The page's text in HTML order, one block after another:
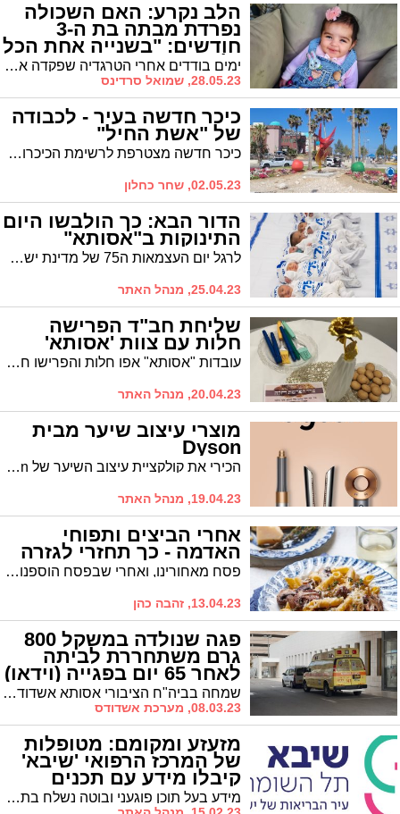
הלב נקרע: האם השכולה
נפרדת מבתה בת ה-3
חודשים: "בשנייה אחת הכל
נלקח ממני" ימים בודדים אחרי הטרגדיה שפקדה אותה, מיטל מור מאשדוד שאיבדה את בתה בת ה-3 חודשים בעקבות חיידק טורף, נפרדת ממנה בפוסט קורע לב: "בבוקר עוד חייכת אלי כמו נסיכה, בלילה כבר חזרתי הביתה" * לא נגענו
28.05.23, שמואל סרדינס
כיכר חדשה בעיר - לכבודה
של "אשת החיל"
כיכר חדשה מצטרפת לרשימת הכיכרות המעוצבות באשדוד ותיקרא מעתה 'כיכר אשת החיל' – שיר הלל והוקרה לפועלן ותרומתן של נשות העיר
02.05.23, שחר כחלון
הדור הבא: כך הולבשו היום
התינוקות ב"אסותא"
לרגל יום העצמאות ה75 של מדינת ישראל, הולבשו היום התינוקות בתינוקיית "אסותא" בצבעי הדגל הלאומי
25.04.23, מנהל האתר
שליחת חב"ד הפרישה
חלות עם צוות 'אסותא'
עובדות "אסותא" אפו חלות והפרישו חלה עם הגב' גודמן, שליחת חב"ד בבית הרפואה. צפו בתמונות, והנה המתכון המוצלח שאותו כדאי שתנסו בעצמכן
20.04.23, מנהל האתר
מוצרי עיצוב שיער מבית
Dyson
הכירי את קולקציית עיצוב השיער של Dyson - טכנולוגיה חדשנית ואיכות בינלאומית אצלך בבית לעיצובים מושלמים לכל סוגי השיער
19.04.23, מנהל האתר
אחרי הביצים ותפוחי
האדמה - כך תחזרי לגזרה
פסח מאחורינו, ואחרי שבפסח הוספנו כמה קילוגרמים, כעת הזמן להיפטר מהם. איך נעשה זאת?
13.04.23, זהבה כהן
פגה שנולדה במשקל 800
גרם משתחררת לביתה
לאחר 65 יום בפגייה (וידאו)
שמחה בביה"ח הציבורי אסותא אשדוד: פגה שנולדה במשקל 800 גרם משתחררת לביתה לאחר 65 יום בפגייה.
08.03.23, מערכת אשדודס
מזעזע ומקומם: מטופלות
של המרכז הרפואי 'שיבא'
קיבלו מידע עם תכנים
בוטים מידע בעל תוכן פוגעני ובוטה נשלח בתפוצה נרחבת לכל מטופלות המרכז הרפואי 'שיבא'. אחת המטופלות: "האם מותר לבית החולים לכפות עלי להיחשף לתכנים הנוגדים את ההלכה?"